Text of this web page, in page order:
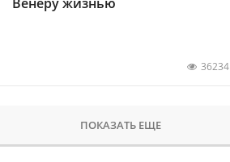
36234
ПОКАЗАТЬ ЕЩЕ